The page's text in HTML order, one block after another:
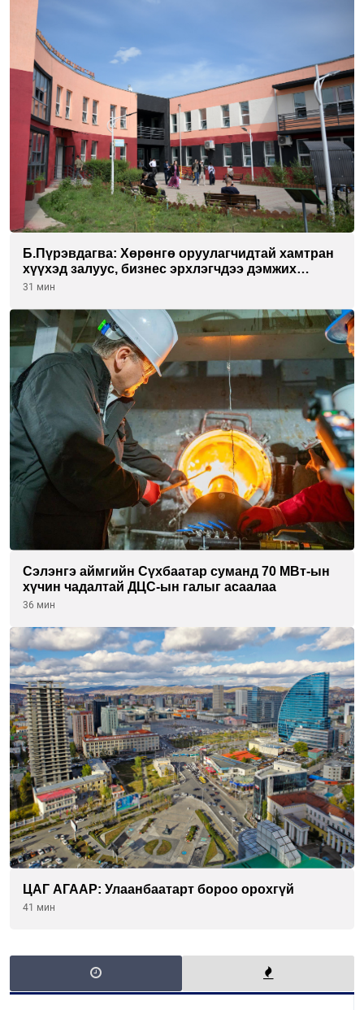
Б.Пүрэвдагва: Хөрөнгө оруулагчидтай хамтран
хүүхэд залуус, бизнес эрхлэгчдээ дэмжих
инкубатор төвүүдийг хотын захын
31 мин
Сэлэнгэ аймгийн Сүхбаатар суманд 70 МВт-ын
хүчин чадалтай ДЦС-ын галыг асаалаа
36 мин
ЦАГ АГААР: Улаанбаатарт бороо орохгүй
41 мин